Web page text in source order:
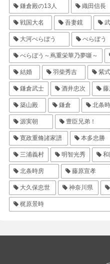
鎌倉殿の13人 織田信長
戦国大名 吾妻鏡
大河べらぼう べらぼう
べらぼう～蔦重栄華乃夢噺～
結婚 羽柴秀吉 紫
鎌倉武士 酒井忠次
築山殿 鎌倉 北条
源実朝 豊臣兄弟！
寛政重脩諸家譜 本多忠勝
三浦義村 明智光秀 和
北条時房 藤原宣孝
大久保忠世 神奈川県
梶原景時